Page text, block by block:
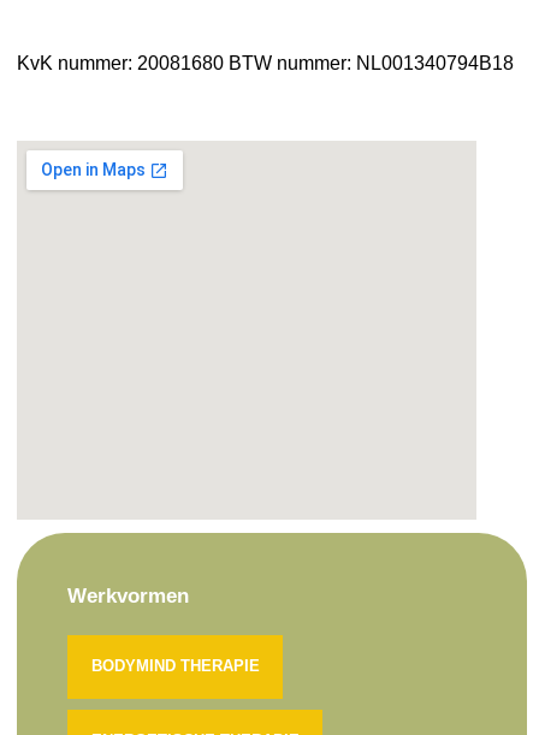
KvK nummer: 20081680 BTW nummer: NL001340794B18
Werkvormen
BODYMIND THERAPIE